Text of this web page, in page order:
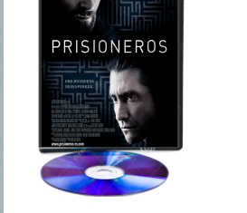
la peor pesadilla de un
padre. Anna, su hija de
seis años, ha desaparecido
con su amiga Joy y, a
medida que pasa el
tiempo, el pánico lo va
dominando.
Desesperado,... Más